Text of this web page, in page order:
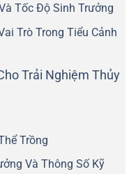
Tốc Độ Sinh Trưởng
Trò Trong Tiểu Cảnh
Trải Nghiệm Thủy
Trồng
Và Thông Số Kỹ